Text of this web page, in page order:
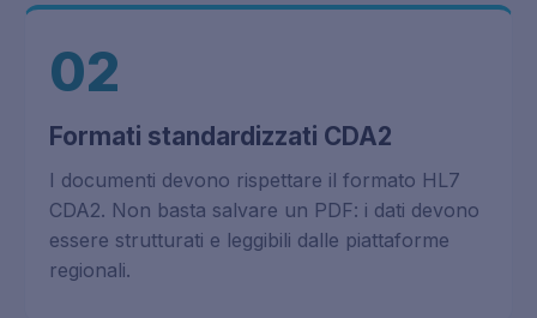
02
Formati standardizzati CDA2
I documenti devono rispettare il formato HL7
CDA2. Non basta salvare un PDF: i dati devono
essere strutturati e leggibili dalle piattaforme
regionali.